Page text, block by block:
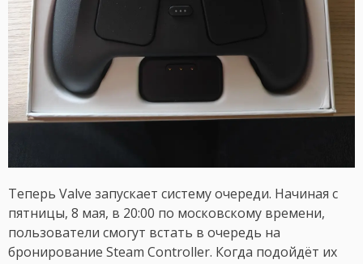
Теперь Valve запускает систему очереди. Начиная с
пятницы, 8 мая, в 20:00 по московскому времени,
пользователи смогут встать в очередь на
бронирование Steam Controller. Когда подойдёт их